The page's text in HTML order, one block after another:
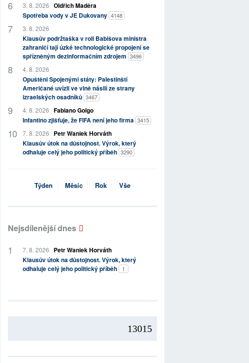
3. 8. 2026 Oldřich Maděra
Spotřeba vody v JE Dukovany 4148
3. 8. 2026
Klausův podržtaška v roli Babišova ministra
zahraničí tají úzké technologické propojení se
spřízněným dezinformačním zdrojem 3496
4. 8. 2026
Opuštěni Spojenými státy: Palestinští
Američané uvízli ve vlně násilí ze strany
izraelských osadníků 3467
4. 8. 2026 Fabiano Golgo
Infantino zjišťuje, že FIFA není jeho firma 3415
7. 8. 2026
Petr Waniek Horváth
Klausův útok na důstojnost. Výrok, který
odhaluje celý jeho politický příběh 3290
Týden Měsíc Rok Vše
Nejsdílenější dnes
7. 8. 2026
Petr Waniek Horváth
Klausův útok na důstojnost. Výrok, který
odhaluje celý jeho politický příběh
1
13015